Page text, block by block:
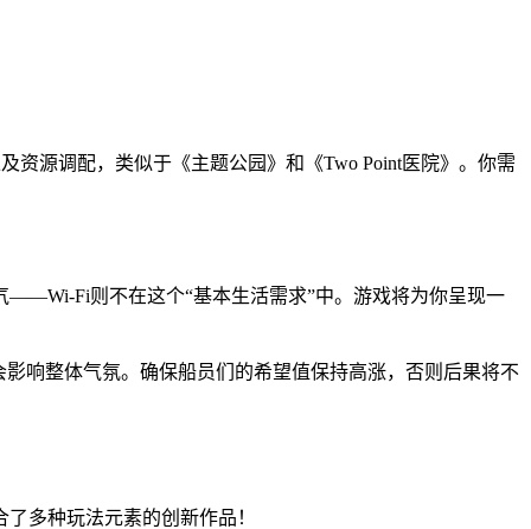
资源调配，类似于《主题公园》和《Two Point医院》。你需
——Wi-Fi则不在这个“基本生活需求”中。游戏将为你呈现一
响整体气氛。确保船员们的希望值保持高涨，否则后果将不
多种玩法元素的创新作品！